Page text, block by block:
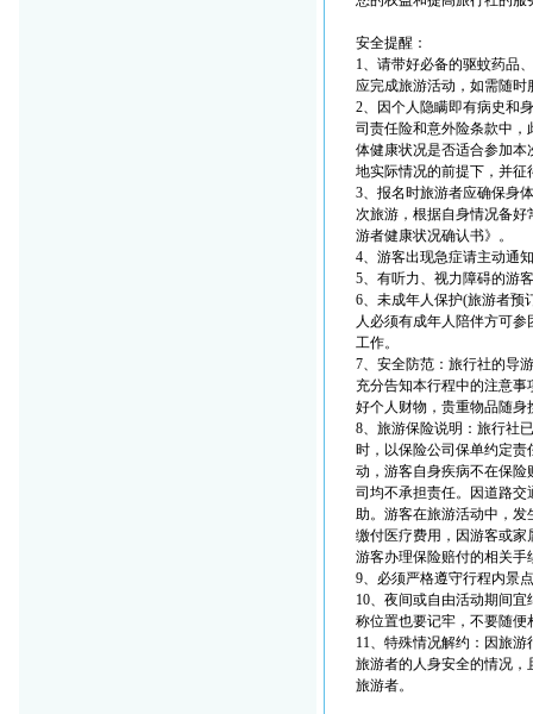
安全提醒：
1、请带好必备的驱蚊药品
应完成旅游活动，如需随
2、因个人隐瞒即有病史和
司责任险和意外险条款中
体健康状况是否适合参加
地实际情况的前提下，并征
3、报名时旅游者应确保身
次旅游，根据自身情况备
游者健康状况确认书》。
4、游客出现急症请主动通
5、有听力、视力障碍的游
6、未成年人保护(旅游者预
人必须有成年人陪伴方可
工作。
7、安全防范：旅行社的导
充分告知本行程中的注意
好个人财物，贵重物品随
8、旅游保险说明：旅行社
时，以保险公司保单约定
动，游客自身疾病不在保
司均不承担责任。因道路
助。游客在旅游活动中，
缴付医疗费用，因游客或
游客办理保险赔付的相关手
9、必须严格遵守行程内景
10、夜间或自由活动期间
称位置也要记牢，不要随便
11、特殊情况解约：因旅
旅游者的人身安全的情况
旅游者。